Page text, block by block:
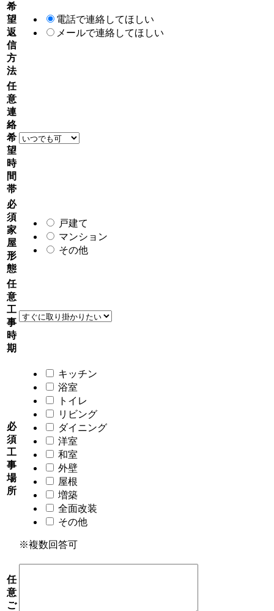
希
望
返
信
方
法
電話で連絡してほしい
メールで連絡してほしい
任
意
連
絡
希
望
時
間
帯
必
須
家
屋
形
態
戸建て
マンション
その他
任
意
工
事
時
期
必
須
工
事
場
所
キッチン
浴室
トイレ
リビング
ダイニング
洋室
和室
外壁
屋根
増築
全面改装
その他
※複数回答可
任
意
ご